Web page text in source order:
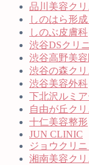
品川美容ク
しのはら形
しのぶ皮膚科
渋谷DSクリ
渋谷高野美
渋谷の森クリ
渋谷美容外科
下北沢ルミ
自由が丘ク
十仁美容整形
JUN CLINIC
ジョウクリニ
湘南美容クリ